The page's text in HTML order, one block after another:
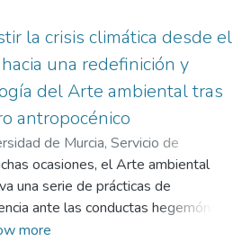
mayores en España no se ha
suficientemente desde la
del entorno rural-urbano. Este
trata de reflejar la influencia del
rural en la menor o escasa
en actividades de ocio de las
mayores de ese entorno,
con las personas mayores que
entornos urbanos. Para ello, se
los resultados obtenidos de un
de carácter cuantitativo. El
la crisis climática desde el
una redefinición y
del Arte ambiental tras
antropocénico
de Murcia, Servicio de
,2023-12-29) Vich Álvarez,
;Cuenca Amigo, Jaime
ocasiones, el Arte ambiental
una serie de prácticas de
ante las conductas hegemónicas
un profundo perjuicio
more